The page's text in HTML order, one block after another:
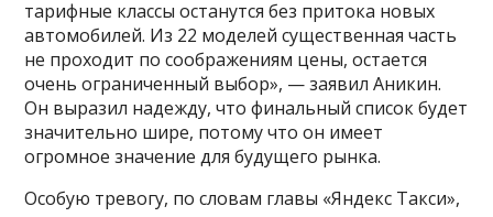
тарифные классы останутся без притока новых
автомобилей. Из 22 моделей существенная часть
не проходит по соображениям цены, остается
очень ограниченный выбор», — заявил Аникин.
Он выразил надежду, что финальный список будет
значительно шире, потому что он имеет
огромное значение для будущего рынка.
Особую тревогу, по словам главы «Яндекс Такси»,